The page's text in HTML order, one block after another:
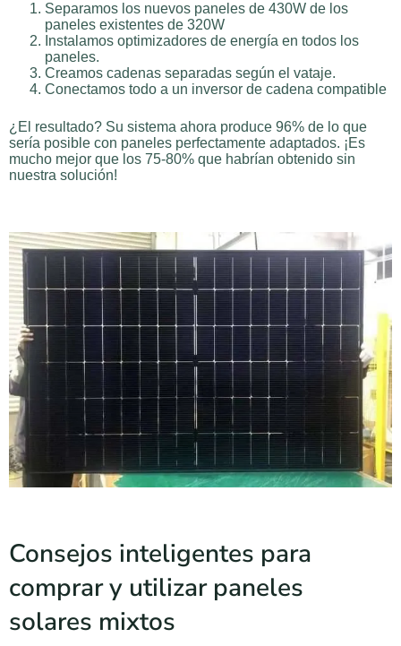
Separamos los nuevos paneles de 430W de los
paneles existentes de 320W
Instalamos optimizadores de energía en todos los
paneles.
Creamos cadenas separadas según el vataje.
Conectamos todo a un inversor de cadena compatible
¿El resultado? Su sistema ahora produce 96% de lo que
sería posible con paneles perfectamente adaptados. ¡Es
mucho mejor que los 75-80% que habrían obtenido sin
nuestra solución!
Consejos inteligentes para
comprar y utilizar paneles
solares mixtos